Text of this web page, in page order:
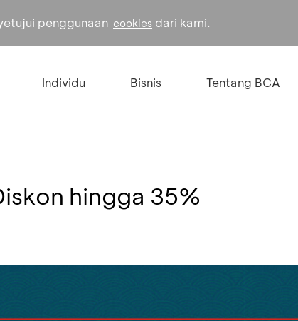
penggunaan cookies dari kami.
Individu Bisnis Tentang BCA
hingga 35%